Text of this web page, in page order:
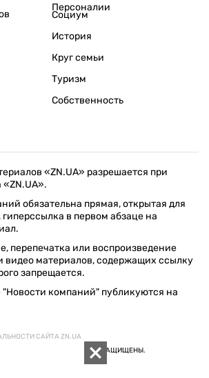
Персоналии
Социум
История
Круг семьи
Туризм
Собственность
«ZN.UA» разрешается при
обязательна прямая, открытая для
в первом абзаце на
перепечатка или воспроизведение
видео материалов, содержащих ссылку
запрещается.
компаний" публикуются на
САЙТА ZN.UA
УКРАИНА». ВСЕ ПРАВА ЗАЩИЩЕНЫ.